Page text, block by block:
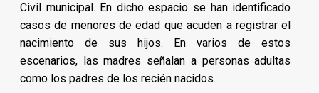
Civil municipal. En dicho espacio se han identificado
casos de menores de edad que acuden a registrar el
nacimiento de sus hijos. En varios de estos
escenarios, las madres señalan a personas adultas
como los padres de los recién nacidos.